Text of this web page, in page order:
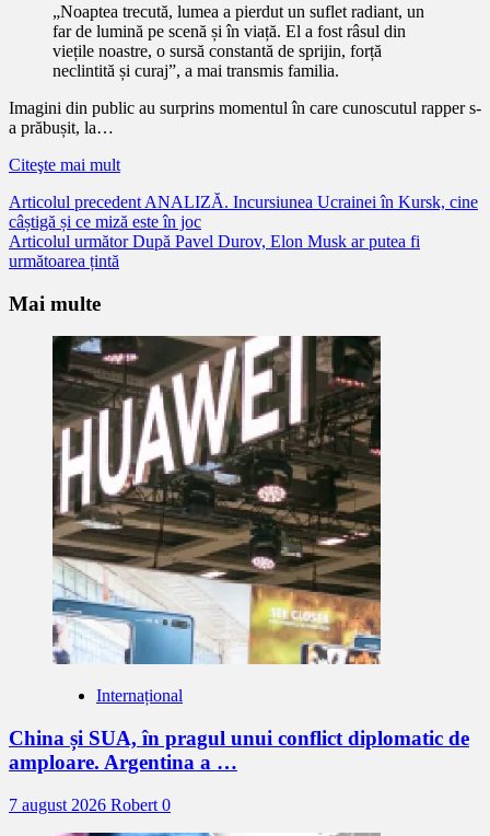
„Noaptea trecută, lumea a pierdut un suflet radiant, un
far de lumină pe scenă și în viață. El a fost râsul din
viețile noastre, o sursă constantă de sprijin, forță
neclintită și curaj”, a mai transmis familia.
Imagini din public au surprins momentul în care cunoscutul rapper s-
a prăbușit, la…
Citeşte mai mult
Citește
mai
mult
Articolul precedent ANALIZĂ. Incursiunea Ucrainei în Kursk, cine
câștigă și ce miză este în joc
Articolul următorDupă Pavel Durov, Elon Musk ar putea fi
următoarea țintă
Mai multe
Internațional
China și SUA, în pragul unui conflict diplomatic de
amploare. Argentina a …
7 august 2026 Robert 0